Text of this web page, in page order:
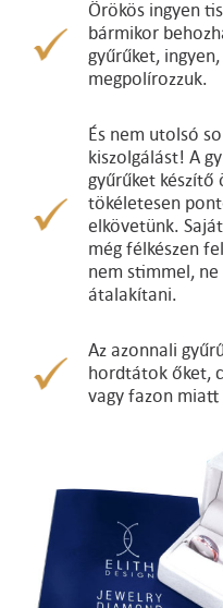
Örökös ingyen
bármikor
gyűrűket,
megpolírozzuk.
És nem utolsó
kiszolgálást! A
gyűrűket
tökéletesen
elkövetünk.
még félkészen
nem stimmel, ne
átalakítani.
Az azonnali
hordtátok őket,
vagy fazon miatt